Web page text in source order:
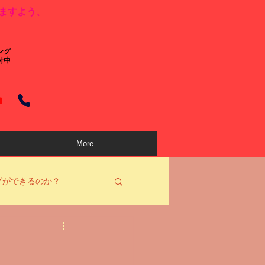
すよう、
グ
中
More
できるのか？